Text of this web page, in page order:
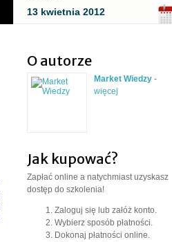
O autorze
Market Wiedzy -
więcej
Jak kupować?
Zapłać online a natychmiast uzyskasz
dostęp do szkolenia!
Zaloguj się lub załóż konto.
Wybierz sposób płatności.
Dokonaj płatności online.
13 kwietnia 2012